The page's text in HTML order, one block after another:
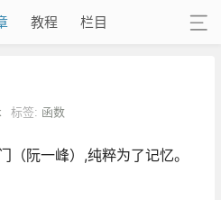
教程 栏目
标签: 函数
阮一峰）,纯粹为了记忆。